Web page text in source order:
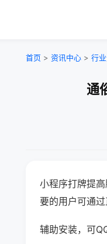
首页 > 资讯中心 > 行
通
小程序打牌提
要的用户可通过
辅助安装，可